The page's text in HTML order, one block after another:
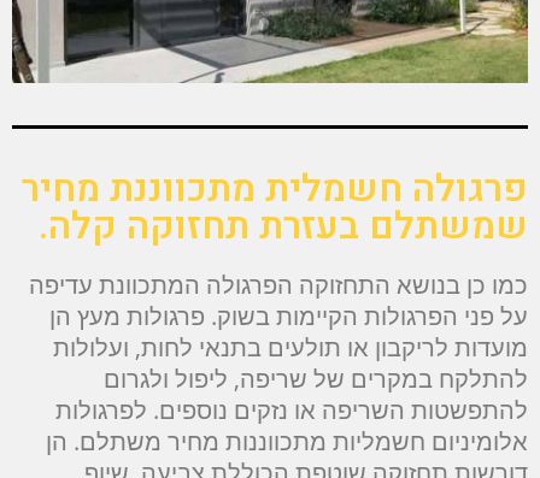
פרגולה חשמלית מתכווננת מחיר
שמשתלם בעזרת תחזוקה קלה.
כמו כן בנושא התחזוקה הפרגולה המתכוונת עדיפה
על פני הפרגולות הקיימות בשוק. פרגולות מעץ הן
מועדות לריקבון או תולעים בתנאי לחות, ועלולות
להתלקח במקרים של שריפה, ליפול ולגרום
להתפשטות השריפה או נזקים נוספים. לפרגולות
אלומיניום חשמליות מתכווננות מחיר משתלם. הן